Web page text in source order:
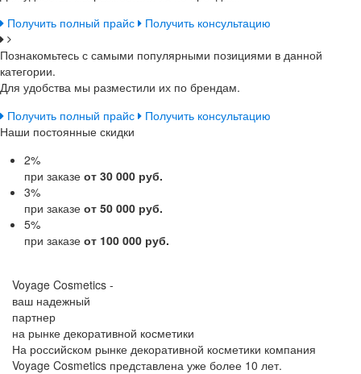
Получить полный прайс
Получить консультацию
Познакомьтесь с самыми популярными позициями в данной
категории.
Для удобства мы разместили их по брендам.
Получить полный прайс
Получить консультацию
Наши постоянные скидки
2%
при заказе от 30 000 руб.
3%
при заказе от 50 000 руб.
5%
при заказе от 100 000 руб.
Voyage Cosmetics -
ваш надежный
партнер
на рынке декоративной косметики
На российском рынке декоративной косметики компания
Voyage Cosmetics представлена уже более 10 лет.